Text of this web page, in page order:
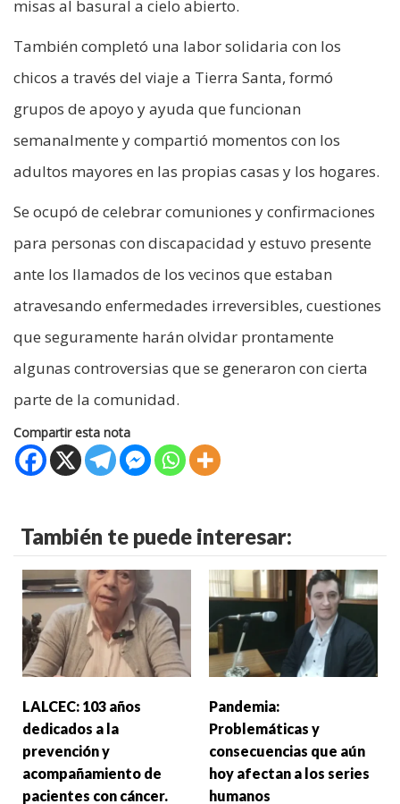
misas al basural a cielo abierto.
También completó una labor solidaria con los
chicos a través del viaje a Tierra Santa, formó
grupos de apoyo y ayuda que funcionan
semanalmente y compartió momentos con los
adultos mayores en las propias casas y los hogares.
Se ocupó de celebrar comuniones y confirmaciones
para personas con discapacidad y estuvo presente
ante los llamados de los vecinos que estaban
atravesando enfermedades irreversibles, cuestiones
que seguramente harán olvidar prontamente
algunas controversias que se generaron con cierta
parte de la comunidad.
Compartir esta nota
También te puede interesar:
LALCEC: 103 años
dedicados a la
prevención y
acompañamiento de
pacientes con cáncer.
Pandemia:
Problemáticas y
consecuencias que aún
hoy afectan a los series
humanos